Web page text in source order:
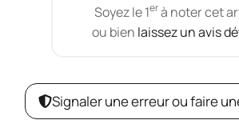
Soyez le 1erà noter cet
ou bien laissez un avis
Signaler une erreur ou faire